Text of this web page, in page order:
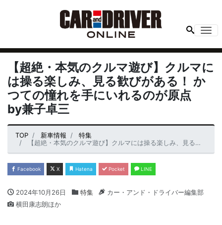
【超絶・本気のクルマ遊び】クルマに
は操る楽しみ、見る歓びがある！ か
つての憧れを手にいれるのが原点
by兼子卓三
TOP 新車情報
特集
【超絶・本気のクルマ遊び】クルマには操る楽しみ、見る歓びがある！ かつての憧れを手にいれるのが原点 by兼子卓三
Facebook X Hatena Pocket LINE
2024年10月26日 特集
カー・アンド・ドライバー編集部
横田康志朗ほか